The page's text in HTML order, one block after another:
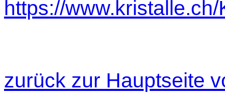
https://
zurück zur Hauptseite